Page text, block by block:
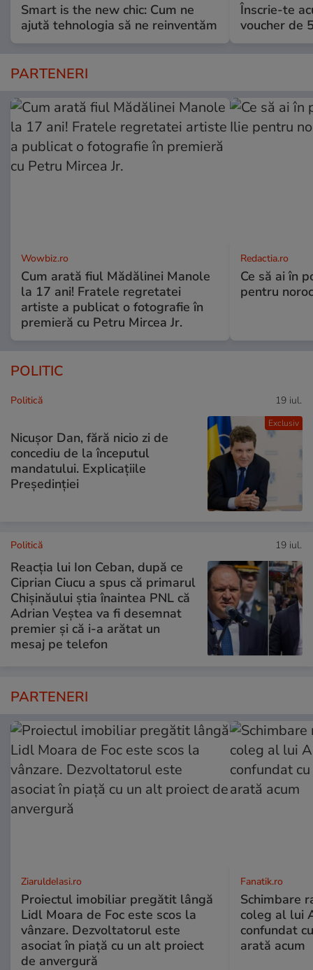
Smart is the new chic: Cum ne
ajută tehnologia să ne reinventăm
Înscrie-te
voucher de
PARTENERI
Wowbiz.ro
Cum arată fiul Mădălinei Manole
la 17 ani! Fratele regretatei
artiste a publicat o fotografie în
premieră cu Petru Mircea Jr.
Redactia.ro
Ce să ai în
pentru
POLITIC
Exclusiv
Politică 19 iul.
Nicușor Dan, fără nicio zi de
concediu de la începutul
mandatului. Explicațiile
Președinției
Politică 19 iul.
Reacția lui Ion Ceban, după ce
Ciprian Ciucu a spus că primarul
Chișinăului știa înaintea PNL că
Adrian Veștea va fi desemnat
premier și că i-a arătat un
mesaj pe telefon
PARTENERI
ZiaruldeIasi.ro
Proiectul imobiliar pregătit lângă
Lidl Moara de Foc este scos la
vânzare. Dezvoltatorul este
asociat în piață cu un alt proiect
de anvergură
Fanatik.ro
Schimbare
coleg al lui
confundat
arată acum